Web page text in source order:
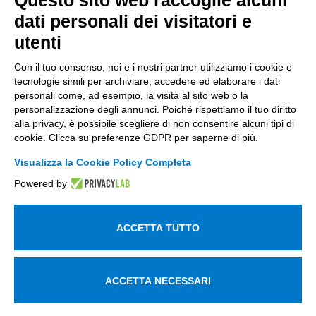
+39 035 0690366
info@intellimech.it
Copyright 2026, P.iva 03388700167
Seguici su
Lavora con noi
questo sito noi assumiamo che tu ne sia felice.
dati personali dei visitatori e
utenti
Con il tuo consenso, noi e i nostri partner utilizziamo i cookie e
tecnologie simili per archiviare, accedere ed elaborare i dati
personali come, ad esempio, la visita al sito web o la
personalizzazione degli annunci. Poiché rispettiamo il tuo diritto
alla privacy, è possibile scegliere di non consentire alcuni tipi di
cookie. Clicca su preferenze GDPR per saperne di più.
Visualizza la Cookie Policy Completa
Powered by
ACCETTA TUTTO
ACCETTA NECESSARI